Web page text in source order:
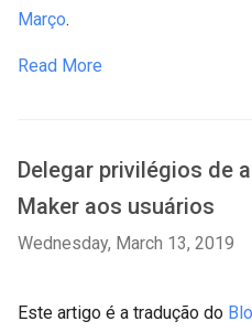
Março.
Read More
Delegar privilégios de
Maker aos usuários
Wednesday, March 13, 2019
Este artigo é a tradução do